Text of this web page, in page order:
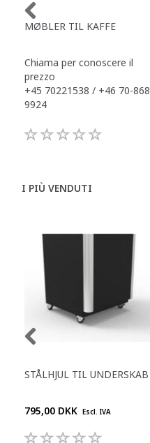
MØBLER TIL KAFFE
Chiama per conoscere il
prezzo
+45 70221538 / +46 70-868
9924
I PIÙ VENDUTI
STÅLHJUL TIL UNDERSKAB
795,00 DKK Escl. IVA